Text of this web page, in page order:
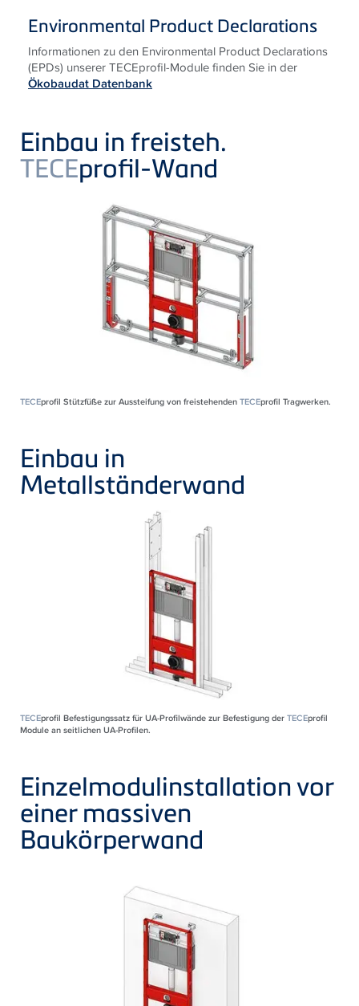
Environmental Product Declarations
Informationen zu den Environmental Product Declarations
(EPDs) unsererTECEprofil-Module finden Sie in der
Ökobaudat Datenbank
Einbau in freisteh.
TECEprofil-Wand
TECEprofil Stützfüße zur Aussteifung von freistehendenTECEprofil Tragwerken.
Einbau in
Metallständerwand
TECEprofil Befestigungssatz für UA-Profilwände zur Befestigung derTECEprofil
Module an seitlichen UA-Profilen.
Einzelmodulinstallation vor
einer massiven
Baukörperwand